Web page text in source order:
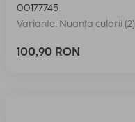
00177745
Variante: Nuanța culorii (2)
100,90 RON